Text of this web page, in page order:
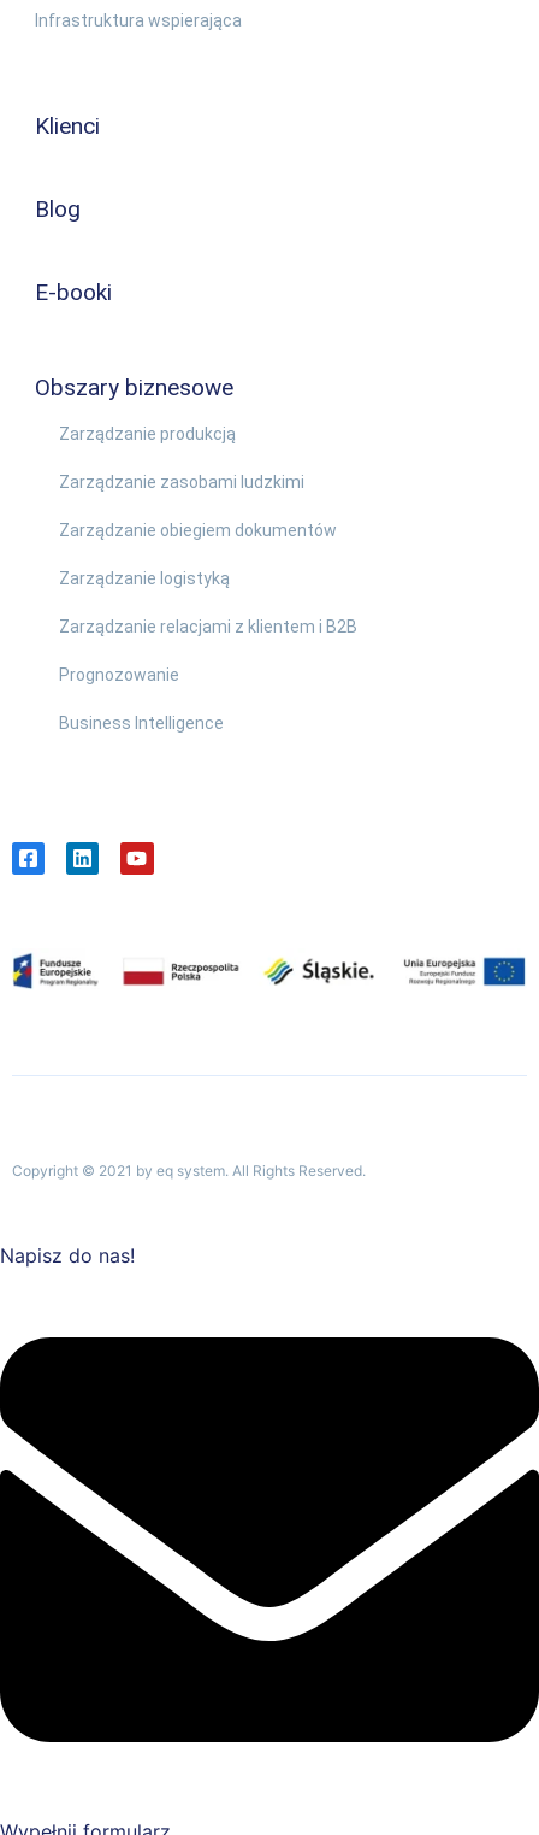
Infrastruktura wspierająca
Klienci
Blog
E-booki
Obszary biznesowe
Zarządzanie produkcją
Zarządzanie zasobami ludzkimi
Zarządzanie obiegiem dokumentów
Zarządzanie logistyką
Zarządzanie relacjami z klientem i B2B
Prognozowanie
Business Intelligence
Copyright © 2021 by eq system. All Rights Reserved.
Napisz do nas!